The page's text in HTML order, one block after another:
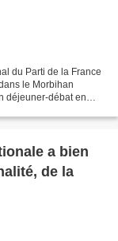
du Parti de la France
le Morbihan
déjeuner-débat en
a bien
de la